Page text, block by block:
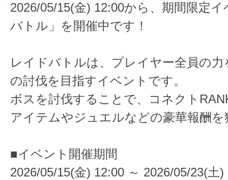
2026/05/15(金) 12:00から、期間限定
バトル」を開催中です！
レイドバトルは、プレイヤー全員の
の討伐を目指すイベントです。
ボスを討伐することで、コネクト
アイテムやジュエルなどの豪華報酬
■イベント開催期間
2026/05/15(金) 12:00 ～ 2026/05/23(土)